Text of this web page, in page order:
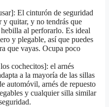
El cinturón de seguridad
y quitar, y no tendrás que
al perforarlo. Es ideal
y plegable, así que puedes
que vayas. Ocupa poco
cochecitos]: el arnés
a la mayoría de las sillas
automóvil, arnés de repuesto
y cualquier silla similar